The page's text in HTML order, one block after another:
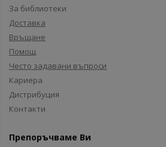
За библиотеки
Доставка
Връщане
Помощ
Често задавани въпроси
Кариера
Дистрибуция
Контакти
Препоръчваме Ви